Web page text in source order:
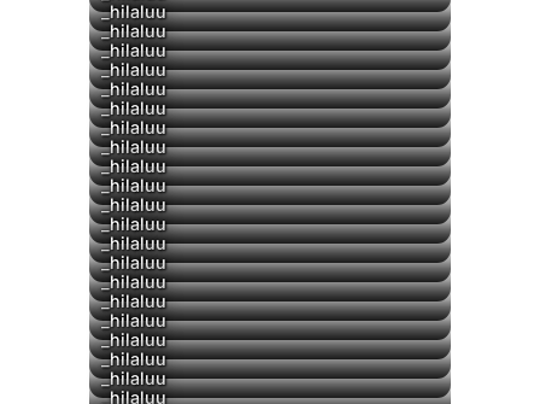
_hilaluu
_hilaluu
_hilaluu
_hilaluu
_hilaluu
_hilaluu
_hilaluu
_hilaluu
_hilaluu
_hilaluu
_hilaluu
_hilaluu
▶
_hilaluu
_hilaluu
_hilaluu
▶
_hilaluu
▶
_hilaluu
▶
_hilaluu
_hilaluu
_hilaluu
_hilaluu